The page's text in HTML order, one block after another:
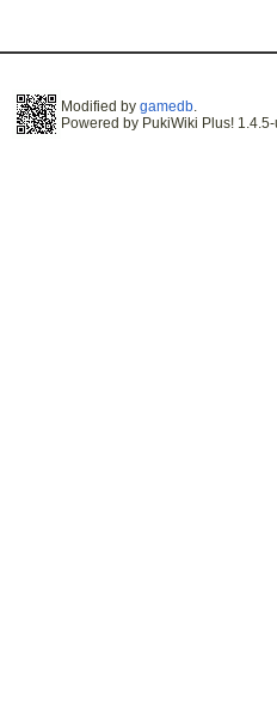
Modified by gamedb.
Powered by PukiWiki Plus!